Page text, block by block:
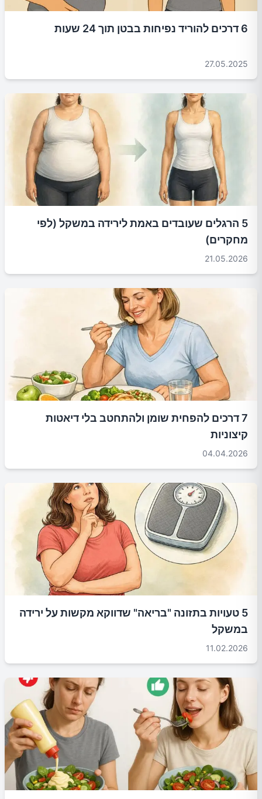
6 דרכים להוריד נפיחות בבטן תוך 24 שעות
27.05.2025
5 הרגלים שעובדים באמת לירידה במשקל (לפי
מחקרים)
21.05.2026
7 דרכים להפחית שומן ולהתחטב בלי דיאטות
קיצוניות
04.04.2026
5 טעויות בתזונה "בריאה" שדווקא מקשות על ירידה
במשקל
11.02.2026